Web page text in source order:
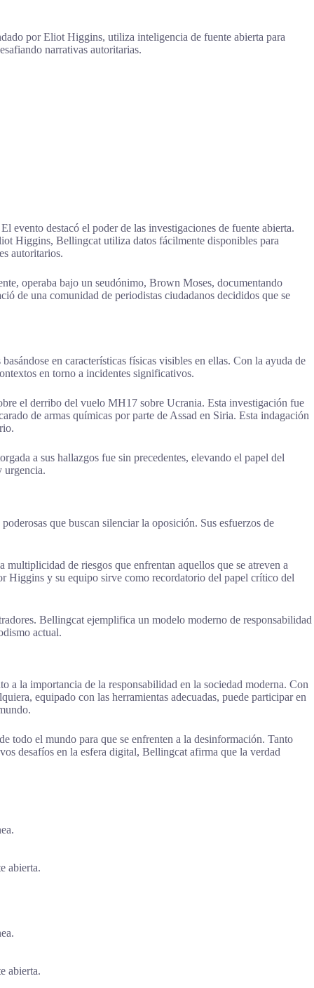
por Eliot Higgins, utiliza inteligencia de fuente abierta para
narrativas autoritarias.
evento destacó el poder de las investigaciones de fuente abierta.
Higgins, Bellingcat utiliza datos fácilmente disponibles para
autoritarios.
operaba bajo un seudónimo, Brown Moses, documentando
de una comunidad de periodistas ciudadanos decididos que se
en características físicas visibles en ellas. Con la ayuda de
en torno a incidentes significativos.
el derribo del vuelo MH17 sobre Ucrania. Esta investigación fue
de armas químicas por parte de Assad en Siria. Esta indagación
a sus hallazgos fue sin precedentes, elevando el papel del
urgencia.
que buscan silenciar la oposición. Sus esfuerzos de
de riesgos que enfrentan aquellos que se atreven a
Higgins y su equipo sirve como recordatorio del papel crítico del
Bellingcat ejemplifica un modelo moderno de responsabilidad
actual.
a la importancia de la responsabilidad en la sociedad moderna. Con
equipado con las herramientas adecuadas, puede participar en
todo el mundo para que se enfrenten a la desinformación. Tanto
desafíos en la esfera digital, Bellingcat afirma que la verdad
abierta.
abierta.